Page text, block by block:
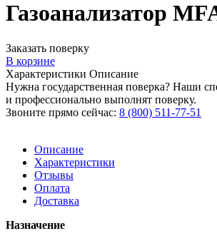
Газоанализатор
Заказать поверку
В корзине
Характеристики Описание
Нужна государственная поверка? Наши
и профессионально выполнят поверку.
Звоните прямо сейчас: 8 (800) 511-77-51
Описание
Характеристики
Отзывы
Оплата
Доставка
Назначение